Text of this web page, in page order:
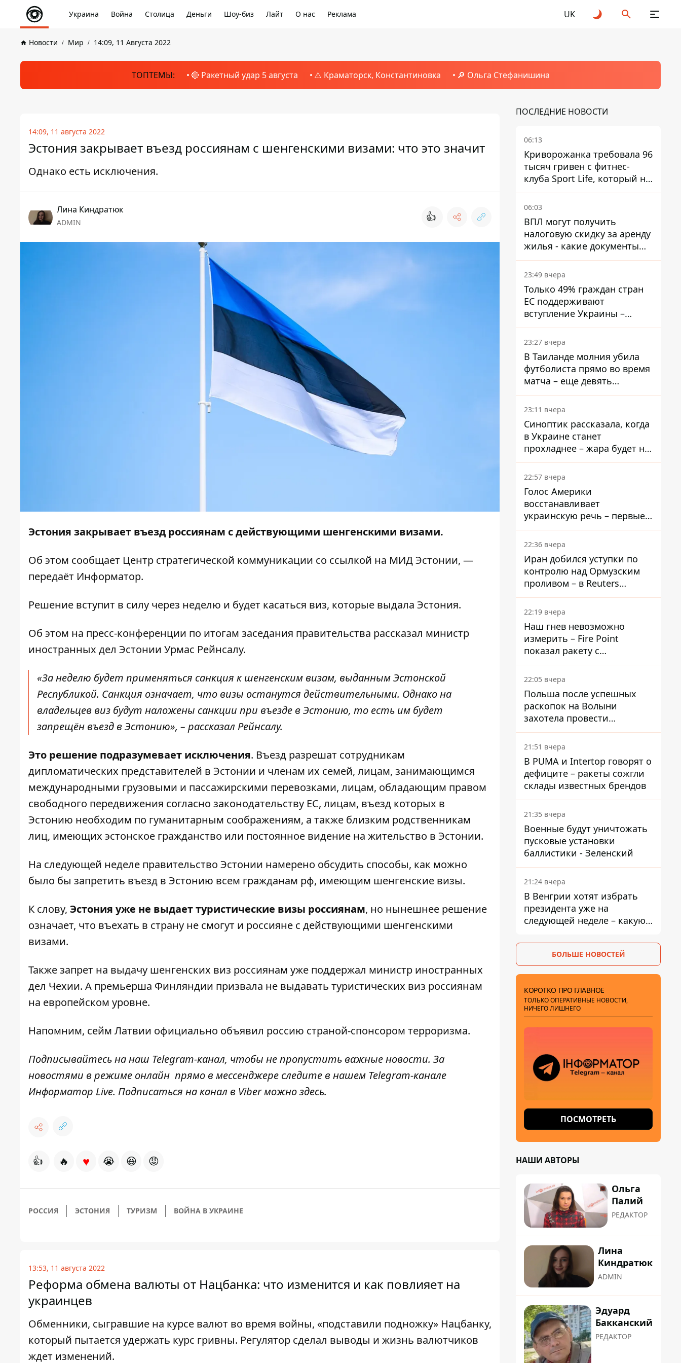
Украина Война Столица Деньги Шоу-биз Лайт О нас Реклама UK
Новости Мир 14:09, 11 Августа 2022
ТОПТЕМЫ: 🔴 Ракетный удар 5 августа ⚠️ Краматорск, Константиновка 🔎 Ольга Стефанишина
14:09, 11 августа 2022
Эстония закрывает въезд россиянам с шенгенскими визами: что это значит
Однако есть исключения.
Лина Киндратюк
ADMIN 👍
Эстония закрывает въезд россиянам с действующими шенгенскими визами.
Об этом сообщает Центр стратегической коммуникации со ссылкой на МИД Эстонии, —
передаёт Информатор.
Решение вступит в силу через неделю и будет касаться виз, которые выдала Эстония.
Об этом на пресс-конференции по итогам заседания правительства рассказал министр
иностранных дел Эстонии Урмас Рейнсалу.
«За неделю будет применяться санкция к шенгенским визам, выданным Эстонской
Республикой. Санкция означает, что визы останутся действительными. Однако на
владельцев виз будут наложены санкции при въезде в Эстонию, то есть им будет
запрещён въезд в Эстонию», – рассказал Рейнсалу.
Это решение подразумевает исключения. Въезд разрешат сотрудникам
дипломатических представителей в Эстонии и членам их семей, лицам, занимающимся
международными грузовыми и пассажирскими перевозками, лицам, обладающим правом
свободного передвижения согласно законодательству ЕС, лицам, въезд которых в
Эстонию необходим по гуманитарным соображениям, а также близким родственникам
лиц, имеющих эстонское гражданство или постоянное видение на жительство в Эстонии.
На следующей неделе правительство Эстонии намерено обсудить способы, как можно
было бы запретить въезд в Эстонию всем гражданам рф, имеющим шенгенские визы.
К слову, Эстония уже не выдает туристические визы россиянам, но нынешнее решение
означает, что въехать в страну не смогут и россияне с действующими шенгенскими
визами.
Также запрет на выдачу шенгенских виз россиянам уже поддержал министр иностранных
дел Чехии. А премьерша Финляндии призвала не выдавать туристических виз россиянам
на европейском уровне.
Напомним, сейм Латвии официально объявил россию страной-спонсором терроризма.
Подписывайтесь на наш Telegram-канал, чтобы не пропустить важные новости. За
новостями в режиме онлайн прямо в мессенджере следите в нашем Telegram-канале
Информатор Live. Подписаться на канал в Viber можноздесь.
👍 🔥 ♥ 😭 😆 😡
РОССИЯ ЭСТОНИЯ ТУРИЗМ ВОЙНА В УКРАИНЕ
13:53, 11 августа 2022
Реформа обмена валюты от Нацбанка: что изменится и как повлияет на
украинцев
Обменники, сыгравшие на курсе валют во время войны, «подставили подножку» Нацбанку,
который пытается удержать курс гривны. Регулятор сделал выводы и жизнь валютчиков
ждет изменений.
ПОСЛЕДНИЕ НОВОСТИ
06:13
Криворожанка требовала 96
тысяч гривен с фитнес-
клуба Sport Life, который не
пускал ее в бассейн без
медицинской справки –
06:03
ВПЛ могут получить
налоговую скидку за аренду
жилья - какие документы
подать
23:49 вчера
Только 49% граждан стран
ЕС поддерживают
вступление Украины –
результаты опроса
23:27 вчера
В Таиланде молния убила
футболиста прямо во время
матча – еще девять
пострадали
23:11 вчера
Синоптик рассказала, когда
в Украине станет
прохладнее – жара будет не
долго
22:57 вчера
Голос Америки
восстанавливает
украинскую речь – первые
эфиры ожидаются на
следующей неделе
22:36 вчера
Иран добился уступки по
контролю над Ормузским
проливом – в Reuters
раскрыли детали
22:19 вчера
Наш гнев невозможно
измерить – Fire Point
показал ракету с
загадочной отметкой 723
22:05 вчера
Польша после успешных
раскопок на Волыни
захотела провести
эксгумацию в новых местах
21:51 вчера
В PUMA и Intertop говорят о
дефиците – ракеты сожгли
склады известных брендов
21:35 вчера
Военные будут уничтожать
пусковые установки
баллистики - Зеленский
21:24 вчера
В Венгрии хотят избрать
президента уже на
следующей неделе – какую
БОЛЬШЕ НОВОСТЕЙ
КОРОТКО ПРО ГЛАВНОЕ
ТОЛЬКО ОПЕРАТИВНЫЕ НОВОСТИ,
НИЧЕГО ЛИШНЕГО
ПОСМОТРЕТЬ
НАШИ АВТОРЫ
Ольга
Палий
РЕДАКТОР
Лина
Киндратюк
ADMIN
Эдуард
Бакканский
РЕДАКТОР